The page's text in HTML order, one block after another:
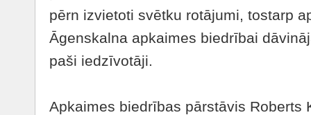
pērn izvietoti svētku rotājumi, tostarp
Āgenskalna apkaimes biedrībai
paši iedzīvotāji.
Apkaimes biedrības pārstāvis Roberts